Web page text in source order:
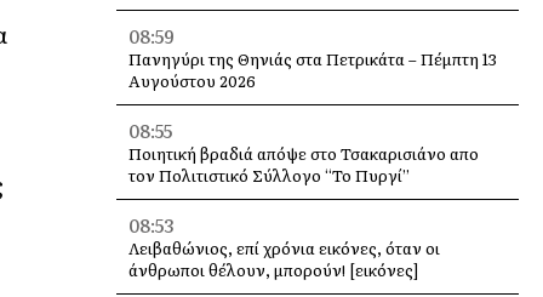
08:59
Πανηγύρι της Θηνιάς στα Πετρικάτα – Πέμπτη 13
Αυγούστου 2026
08:55
Ποιητική βραδιά απόψε στο Τσακαρισιάνο απο
τον Πολιτιστικό Σύλλογο “Το Πυργί”
08:53
Λειβαθώνιος, επί χρόνια εικόνες, όταν οι
άνθρωποι θέλουν, μπορούν! [εικόνες]